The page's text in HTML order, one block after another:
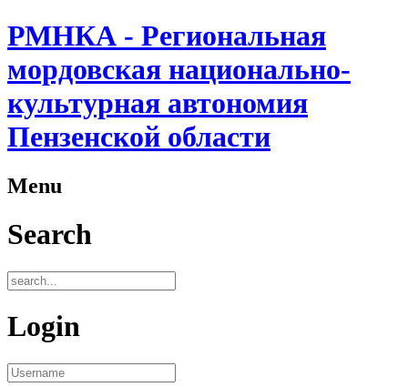
РМНКА - Региональная
мордовская национально-
культурная автономия
Пензенской области
Menu
Search
Login